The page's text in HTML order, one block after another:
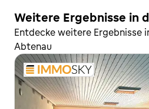
Weitere Ergebnisse in
Entdecke weitere Ergebnisse
Abtenau